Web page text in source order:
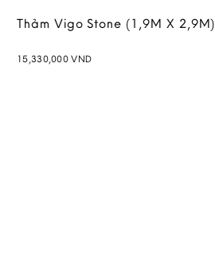
Thảm Vigo Stone (1,9M X 2,9M)
15,330,000VND